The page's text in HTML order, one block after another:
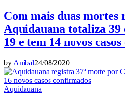
Com mais duas mortes
Aquidauana totaliza
19 e tem 14 novos
by Aníbal24/08/2020
Aquidauana